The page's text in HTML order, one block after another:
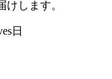
します。
日